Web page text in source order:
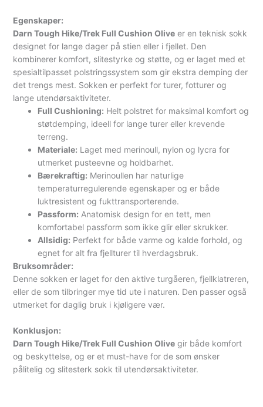
Egenskaper:
Darn Tough Hike/Trek Full Cushion Olive er en teknisk sokk
designet for lange dager på stien eller i fjellet. Den
kombinerer komfort, slitestyrke og støtte, og er laget med et
spesialtilpasset polstringssystem som gir ekstra demping der
det trengs mest. Sokken er perfekt for turer, fotturer og
lange utendørsaktiviteter.
Full Cushioning: Helt polstret for maksimal komfort og
støtdemping, ideell for lange turer eller krevende
terreng.
Materiale: Laget med merinoull, nylon og lycra for
utmerket pusteevne og holdbarhet.
Bærekraftig: Merinoullen har naturlige
temperaturregulerende egenskaper og er både
luktresistent og fukttransporterende.
Passform: Anatomisk design for en tett, men
komfortabel passform som ikke glir eller skrukker.
Allsidig: Perfekt for både varme og kalde forhold, og
egnet for alt fra fjellturer til hverdagsbruk.
Bruksområder:
Denne sokken er laget for den aktive turgåeren, fjellklatreren,
eller de som tilbringer mye tid ute i naturen. Den passer også
utmerket for daglig bruk i kjøligere vær.
Konklusjon:
Darn Tough Hike/Trek Full Cushion Olive gir både komfort
og beskyttelse, og er et must-have for de som ønsker
pålitelig og slitesterk sokk til utendørsaktiviteter.